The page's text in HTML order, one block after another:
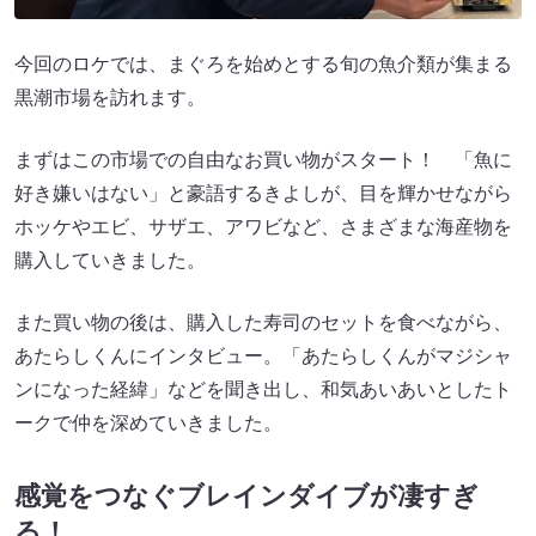
今回のロケでは、まぐろを始めとする旬の魚介類が集まる
黒潮市場を訪れます。
まずはこの市場での自由なお買い物がスタート！ 「魚に
好き嫌いはない」と豪語するきよしが、目を輝かせながら
ホッケやエビ、サザエ、アワビなど、さまざまな海産物を
購入していきました。
また買い物の後は、購入した寿司のセットを食べながら、
あたらしくんにインタビュー。「あたらしくんがマジシャ
ンになった経緯」などを聞き出し、和気あいあいとしたト
ークで仲を深めていきました。
感覚をつなぐブレインダイブが凄すぎ